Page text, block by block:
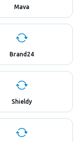
Mava
Brand24
Shieldy